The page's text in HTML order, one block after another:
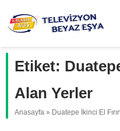
Etiket:
Alan Yerler
Anasayfa » Duatepe İkinci El